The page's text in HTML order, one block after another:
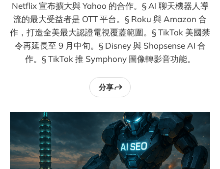
Netflix 宣布擴大與 Yahoo 的合作。§ AI 聊天機器人導
流的最大受益者是 OTT 平台。§ Roku 與 Amazon 合
作，打造全美最大認證電視覆蓋範圍。§ TikTok 美國禁
令再延長至 9 月中旬。§ Disney 與 Shopsense AI 合
作。§ TikTok 推 Symphony 圖像轉影音功能。
分享